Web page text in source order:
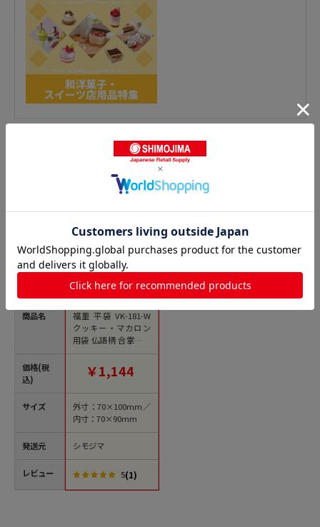
ガス袋 合掌袋の人気商品との比較
商品名
価格(税
込)
サイズ
発送元
レビュー
福重 平袋 VK-181-W
クッキー・マカロン
用袋 仏語柄 合掌貼り
ホワイト 100枚/袋
￥1,144
外寸：70×100mm／
内寸：70×90mm
シモジマ
5(1)